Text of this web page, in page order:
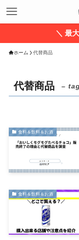
＼ 最
ホーム 代替商品
代替商品 –
食料＆飲料＆お酒
食料＆飲料＆お酒